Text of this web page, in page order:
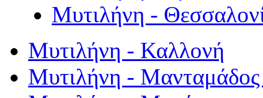
Μυτιλήνη -
Μυτιλήνη - Καλλονή
Μυτιλήνη - Μανταμάδος